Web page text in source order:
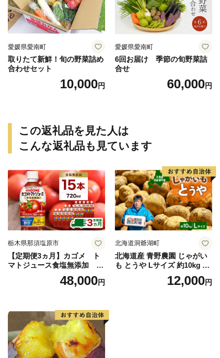
ツ 国産 糖度 産地直送 農家直
送 数量限定 21000円 愛媛 愛
南 ミッチーのおみかん畑
愛媛県愛南町
取りたて新鮮！旬の野菜詰め
合わせセット
10,000円
愛媛県愛南町
6回お届け 季節の旬野菜詰
合せ
60,000円
この返礼品を見た人は
こんな返礼品も見ています
栃木県那須塩原市
【定期便3ヵ月】カゴメ ト
マトジュース食塩無添加 72
0ml PET×15本 1ケース 毎月
届く 3ヵ月 3回コース ns001-
48,000円
北海道洞爺湖町
北海道産 青野農園 じゃがい
も とうや Lサイズ 約10kg 20
26年10月初旬～12月下旬頃お
届け 先行予約 北海道 ジャガ
12,000円